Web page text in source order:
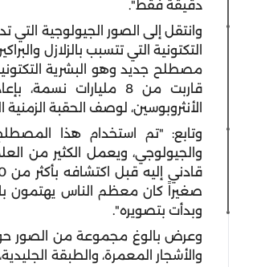
دقيقة فقط".
وانتقل إلى الصور الجيولوجية
التكتونية التي تتسبب بالزلازل
مصطلح جديد وهو البشرية
قاربت من 8 مليارات
الأنثروبوسين، لوصف الحقبة
وتابع: "تم استخدام هذا
والجيولوجي، ويعمل الكثير من
صغيراً كان معظم الناس يهتمون
وبدأت بتصويره".
وعرض بالوغ مجموعة من الصور حول
والأشجار المعمرة، والطبقة